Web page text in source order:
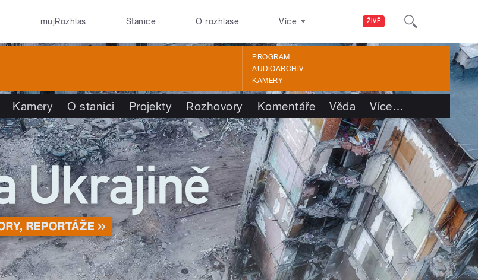
ŽIVĚ
mujRozhlas Stanice O rozhlase Více
PROGRAM
AUDIOARCHIV
KAMERY
Kamery O stanici Projekty Rozhovory Komentáře Věda Více…